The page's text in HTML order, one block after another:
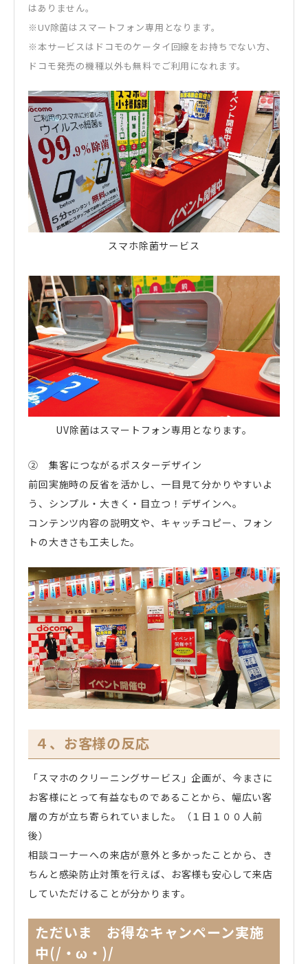
はありません。
※UV除菌はスマートフォン専用となります。
※本サービスはドコモのケータイ回線をお持ちでない方、
ドコモ発売の機種以外も無料でご利用になれます。
スマホ除菌サービス
UV除菌はスマートフォン専用となります。
② 集客につながるポスターデザイン
前回実施時の反省を活かし、一目見て分かりやすいよ
う、シンプル・大きく・目立つ！デザインへ。
コンテンツ内容の説明文や、キャッチコピー、フォン
トの大きさも工夫した。
４、お客様の反応
「スマホのクリーニングサービス」企画が、今まさに
お客様にとって有益なものであることから、幅広い客
層の方が立ち寄られていました。（１日１００人前
後）
相談コーナーへの来店が意外と多かったことから、き
ちんと感染防止対策を行えば、お客様も安心して来店
していただけることが分かります。
ただいま お得なキャンペーン実施
中(/・ω・)/